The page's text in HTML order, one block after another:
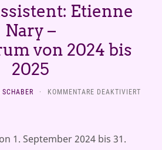
Etienne
Nary –
von 2024 bis
2025
· KOMMENTARE DEAKTIVIERTFÜR
1. September 2024 bis 31.